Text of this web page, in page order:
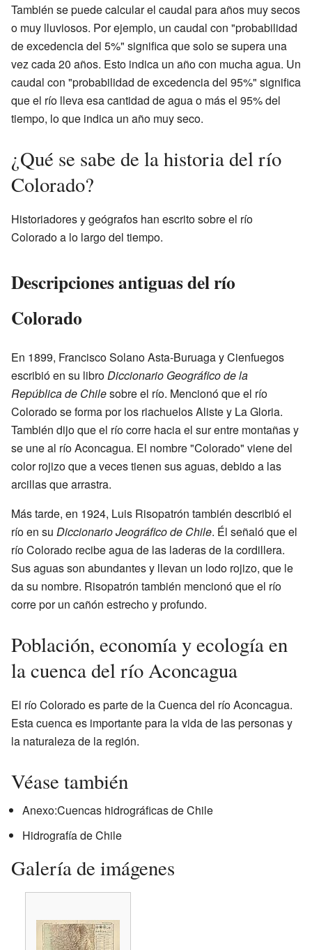
También se puede calcular el caudal para años muy secos
o muy lluviosos. Por ejemplo, un caudal con "probabilidad
de excedencia del 5%" significa que solo se supera una
vez cada 20 años. Esto indica un año con mucha agua. Un
caudal con "probabilidad de excedencia del 95%" significa
que el río lleva esa cantidad de agua o más el 95% del
tiempo, lo que indica un año muy seco.
¿Qué se sabe de la historia del río
Colorado?
Historiadores y geógrafos han escrito sobre el río
Colorado a lo largo del tiempo.
Descripciones antiguas del río
Colorado
En 1899, Francisco Solano Asta-Buruaga y Cienfuegos
escribió en su libroDiccionario Geográfico de la
República de Chilesobre el río. Mencionó que el río
Colorado se forma por los riachuelos Aliste y La Gloria.
También dijo que el río corre hacia el sur entre montañas y
se une al río Aconcagua. El nombre "Colorado" viene del
color rojizo que a veces tienen sus aguas, debido a las
arcillas que arrastra.
Más tarde, en 1924, Luis Risopatrón también describió el
río en su Diccionario Jeográfico de Chile. Él señaló que el
río Colorado recibe agua de las laderas de la cordillera.
Sus aguas son abundantes y llevan un lodo rojizo, que le
da su nombre. Risopatrón también mencionó que el río
corre por un cañón estrecho y profundo.
Población, economía y ecología en
la cuenca del río Aconcagua
El río Colorado es parte de la Cuenca del río Aconcagua.
Esta cuenca es importante para la vida de las personas y
la naturaleza de la región.
Véase también
Anexo:Cuencas hidrográficas de Chile
Hidrografía de Chile
Galería de imágenes